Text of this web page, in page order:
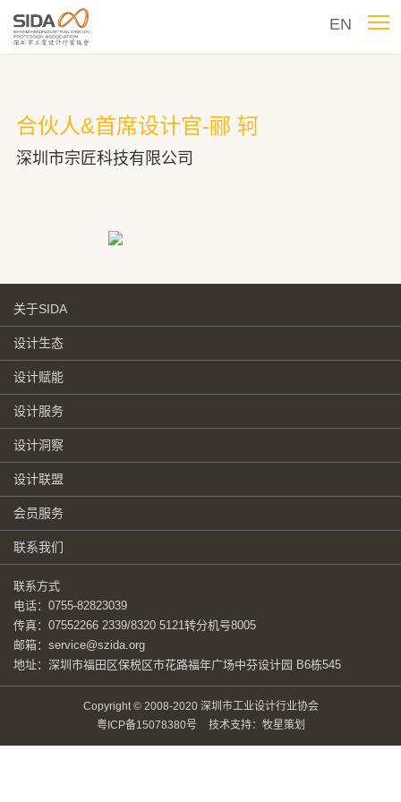
EN
合伙人&首席设计官-郦 轲
深圳市宗匠科技有限公司
关于SIDA
设计生态
设计赋能
设计服务
设计洞察
设计联盟
会员服务
联系我们
联系方式
电话：0755-82823039
传真：07552266 2339/8320 5121转分机号8005
邮箱：service@szida.org
地址：深圳市福田区保税区市花路福年广场中芬设计园 B6栋545
Copyright © 2008-2020 深圳市工业设计行业协会
粤ICP备15078380号
技术支持：牧星策划